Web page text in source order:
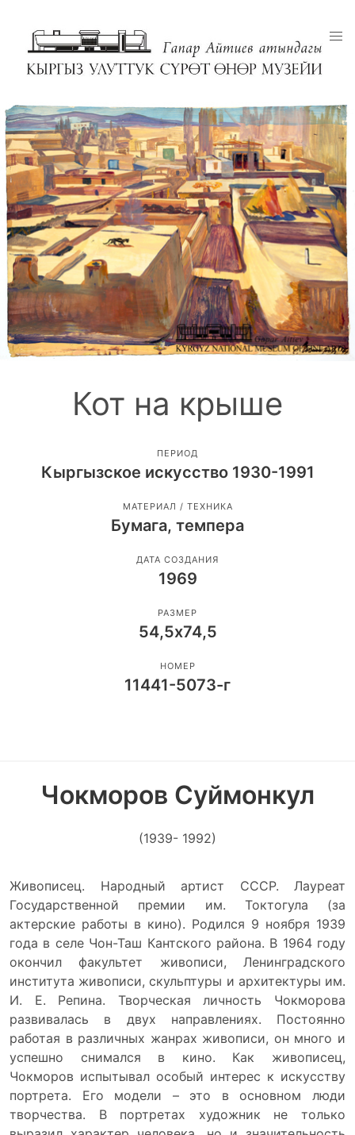
Кот на крыше
ПЕРИОД
Кыргызское искусство 1930-1991
МАТЕРИАЛ / ТЕХНИКА
Бумага, темпера
ДАТА СОЗДАНИЯ
1969
РАЗМЕР
54,5х74,5
НОМЕР
11441-5073-г
Чокморов Суймонкул
(1939- 1992)
Живописец. Народный артист СССР. Лауреат
Государственной премии им. Токтогула (за
актерские работы в кино). Родился 9 ноября 1939
года в селе Чон-Таш Кантского района. В 1964 году
окончил факультет живописи, Ленинградского
института живописи, скульптуры и архитектуры им.
И. Е. Репина. Творческая личность Чокморова
развивалась в двух направлениях. Постоянно
работая в различных жанрах живописи, он много и
успешно снимался в кино. Как живописец,
Чокморов испытывал особый интерес к искусству
портрета. Его модели – это в основном люди
творчества. В портретах художник не только